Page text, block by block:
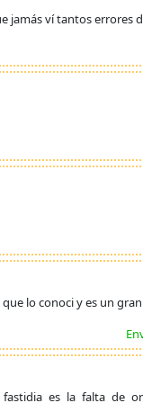
jamás ví tantos errores
lo conoci y es un
es la falta de